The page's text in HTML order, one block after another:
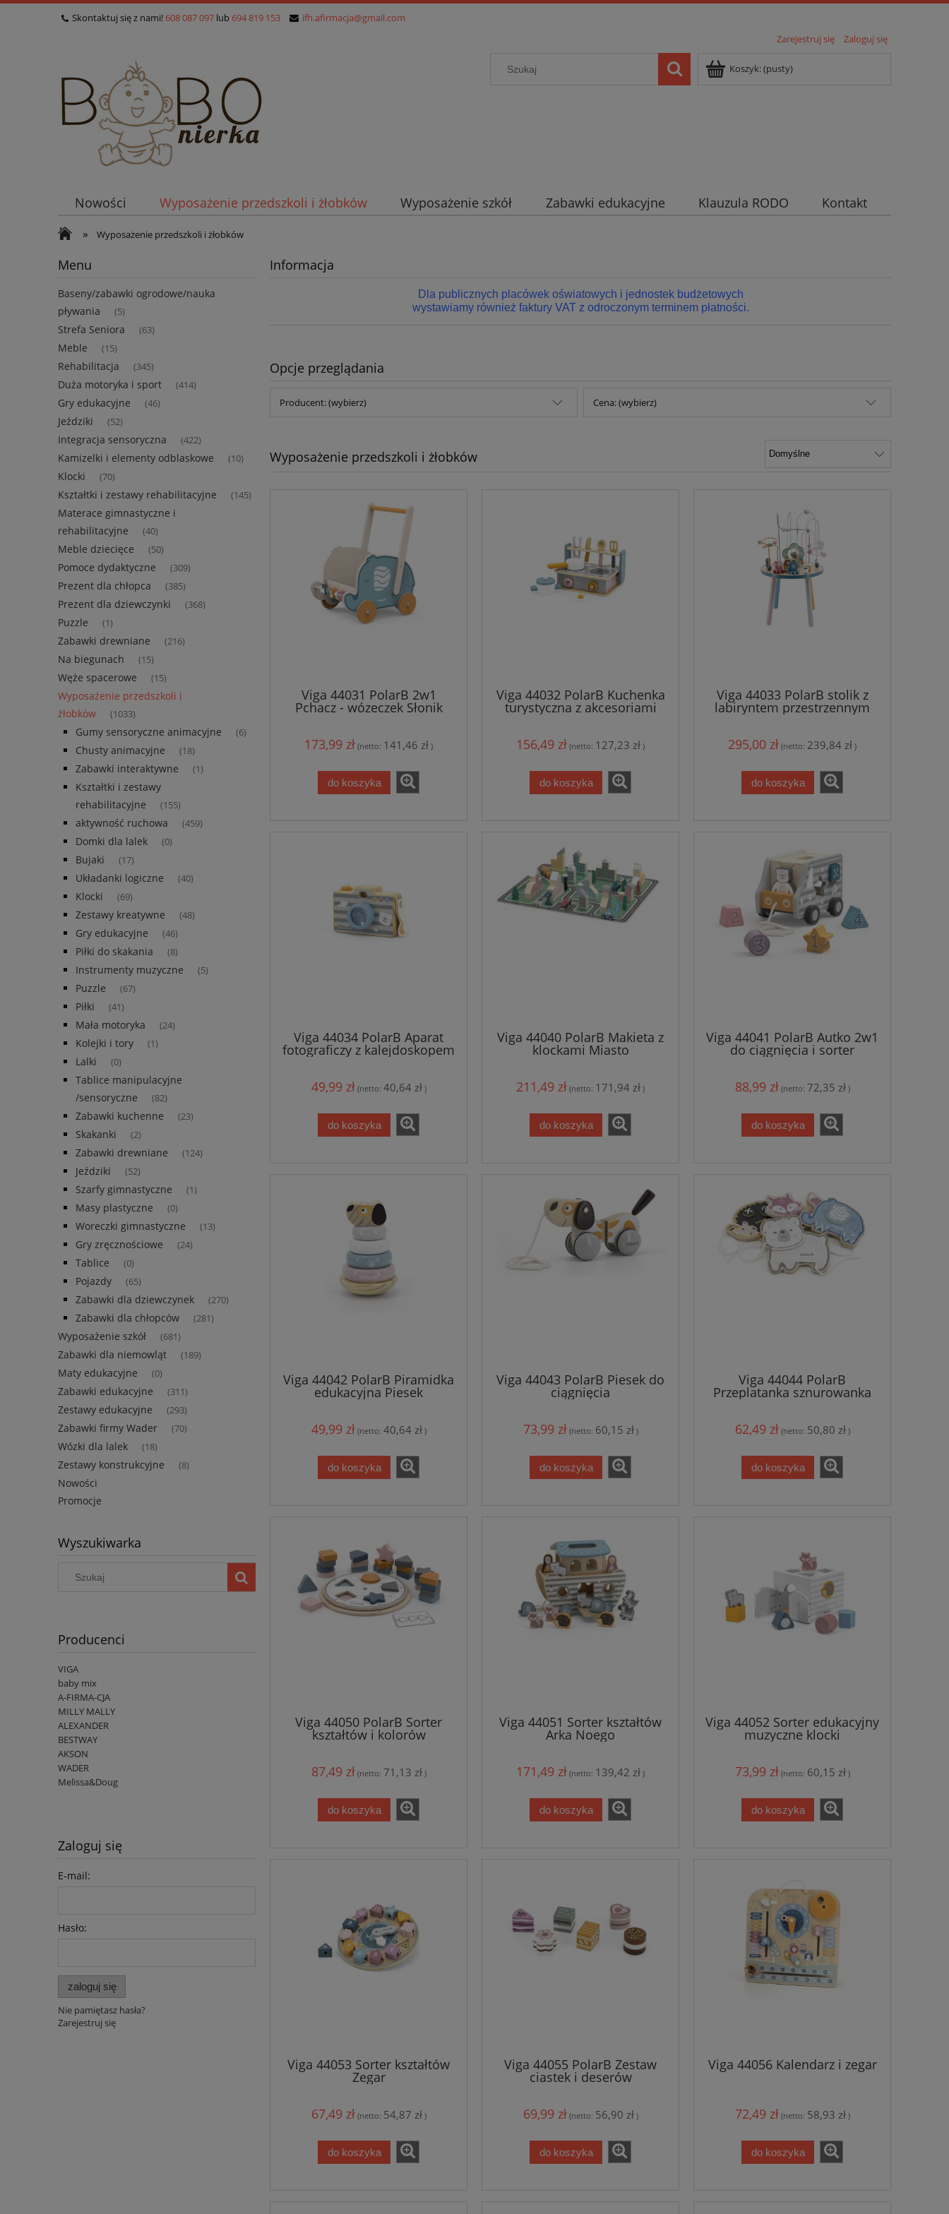
Skontaktuj się z nami! 608 087 097 lub 694 819 153
ifh.afirmacja@gmail.com
Zarejestruj się
Zaloguj się
Koszyk:(pusty)
Nowości Wyposażenie przedszkoli i żłobków Wyposażenie szkół Zabawki edukacyjne Klauzula RODO Kontakt
» Wyposażenie przedszkoli i żłobków
Menu
Baseny/zabawki ogrodowe/nauka
pływania
(5)
Strefa Seniora (63)
Meble (15)
Rehabilitacja (345)
Duża motoryka i sport (414)
Gry edukacyjne (46)
Jeździki (52)
Integracja sensoryczna (422)
Kamizelki i elementy odblaskowe (10)
Klocki (70)
Kształtki i zestawy rehabilitacyjne (145)
Materace gimnastyczne i
rehabilitacyjne
(40)
Meble dziecięce (50)
Pomoce dydaktyczne (309)
Prezent dla chłopca (385)
Prezent dla dziewczynki (368)
Puzzle (1)
Zabawki drewniane (216)
Na biegunach (15)
Węże spacerowe (15)
Wyposażenie przedszkoli i
żłobków
(1033)
Gumy sensoryczne animacyjne (6)
Chusty animacyjne (18)
Zabawki interaktywne (1)
Kształtki i zestawy
rehabilitacyjne
(155)
aktywność ruchowa (459)
Domki dla lalek (0)
Bujaki (17)
Układanki logiczne (40)
Klocki (69)
Zestawy kreatywne (48)
Gry edukacyjne (46)
Piłki do skakania (8)
Instrumenty muzyczne (5)
Puzzle (67)
Piłki (41)
Mała motoryka (24)
Kolejki i tory (1)
Lalki (0)
Tablice manipulacyjne
/sensoryczne
(82)
Zabawki kuchenne (23)
Skakanki (2)
Zabawki drewniane (124)
Jeździki (52)
Szarfy gimnastyczne (1)
Masy plastyczne (0)
Woreczki gimnastyczne (13)
Gry zręcznościowe (24)
Tablice (0)
Pojazdy (65)
Zabawki dla dziewczynek (270)
Zabawki dla chłopców (281)
Wyposażenie szkół (681)
Zabawki dla niemowląt (189)
Maty edukacyjne (0)
Zabawki edukacyjne (311)
Zestawy edukacyjne (293)
Zabawki firmy Wader (70)
Wózki dla lalek (18)
Zestawy konstrukcyjne (8)
Nowości
Promocje
Wyszukiwarka
Producenci
VIGA
baby mix
A-FIRMA-CJA
MILLY MALLY
ALEXANDER
BESTWAY
AKSON
WADER
Melissa&Doug
Zaloguj się
E-mail:
Hasło:
zaloguj się
Nie pamiętasz hasła?
Zarejestruj się
Informacja
Dla publicznych placówek oświatowych i jednostek budżetowych
wystawiamy również faktury VAT z odroczonym terminem płatności.
Opcje przeglądania
Producent: (wybierz) Cena: (wybierz)
Wyposażenie przedszkoli i żłobków
Viga 44031 PolarB 2w1
Pchacz - wózeczek Słonik
173,99 zł (netto: 141,46 zł )
do koszyka
Viga 44032 PolarB Kuchenka
turystyczna z akcesoriami
156,49 zł (netto: 127,23 zł )
do koszyka
Viga 44033 PolarB stolik z
labiryntem przestrzennym
295,00 zł (netto: 239,84 zł )
do koszyka
Viga 44034 PolarB Aparat
fotograficzy z kalejdoskopem
49,99 zł (netto: 40,64 zł)
do koszyka
Viga 44040 PolarB Makieta z
klockami Miasto
211,49 zł (netto: 171,94 zł )
do koszyka
Viga 44041 PolarB Autko 2w1
do ciągnięcia i sorter
88,99 zł (netto: 72,35 zł)
do koszyka
Viga 44042 PolarB Piramidka
edukacyjna Piesek
49,99 zł (netto: 40,64 zł)
do koszyka
Viga 44043 PolarB Piesek do
ciągnięcia
73,99 zł (netto: 60,15 zł)
do koszyka
Viga 44044 PolarB
Przeplatanka sznurowanka
62,49 zł (netto: 50,80 zł)
do koszyka
Viga 44050 PolarB Sorter
kształtów i kolorów
87,49 zł (netto: 71,13 zł)
do koszyka
Viga 44051 Sorter kształtów
Arka Noego
171,49 zł (netto: 139,42 zł )
do koszyka
Viga 44052 Sorter edukacyjny
muzyczne klocki
73,99 zł (netto: 60,15 zł)
do koszyka
Viga 44053 Sorter kształtów
Zegar
67,49 zł (netto: 54,87 zł)
do koszyka
Viga 44055 PolarB Zestaw
ciastek i deserów
69,99 zł (netto: 56,90 zł)
do koszyka
Viga 44056 Kalendarz i zegar
72,49 zł (netto: 58,93 zł)
do koszyka